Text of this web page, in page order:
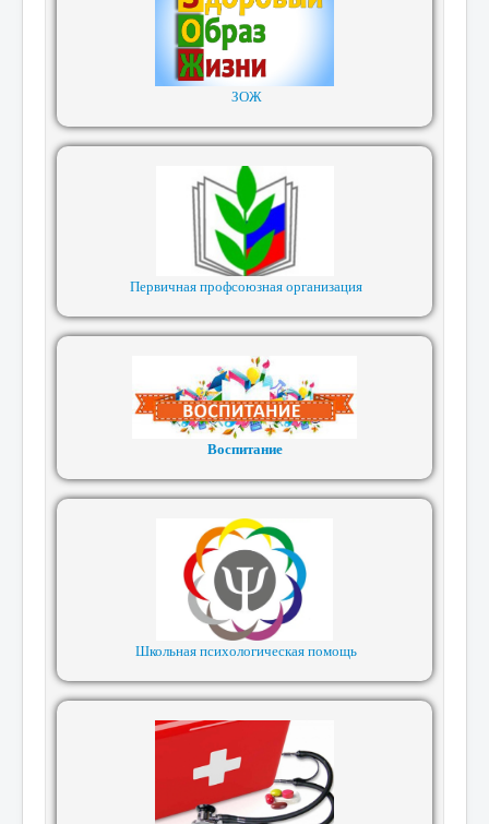
ЗОЖ
Первичная профсоюзная организация
Воспитание
Школьная психологическая помощь